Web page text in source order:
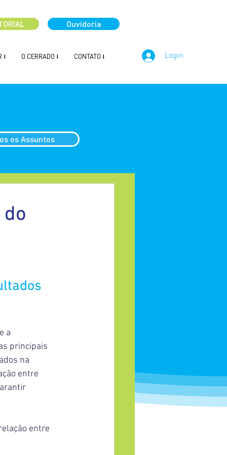
Ouvidoria
⭣ O CERRADO ⭣ CONTATO ⭣ Login
os Assuntos
a
principais
na
entre
entre